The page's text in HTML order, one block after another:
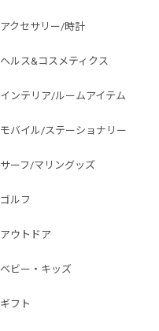
アクセサリー/時計
ヘルス&コスメティクス
インテリア/ルームアイテム
モバイル/ステーショナリー
サーフ/マリングッズ
ゴルフ
アウトドア
ベビー・キッズ
ギフト